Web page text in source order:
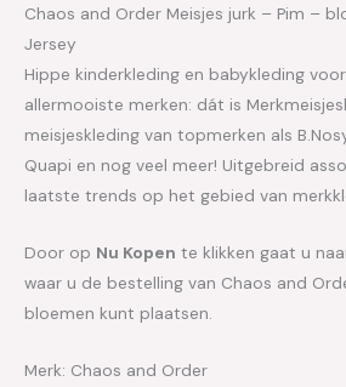
Chaos and Order Meisjes jurk – Pim –
Jersey
Hippe kinderkleding en babykleding
allermooiste merken: dát is
meisjeskleding van topmerken als
Quapi en nog veel meer! Uitgebreid
laatste trends op het gebied van
Door op Nu Kopen te klikken gaat u
waar u de bestelling van Chaos and
bloemen kunt plaatsen.
Merk: Chaos and Order